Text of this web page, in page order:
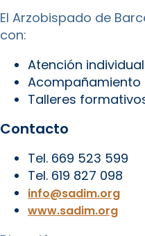
El Arzobispado de
con:
Atención
Acompañamiento
Talleres
Contacto
Tel. 669 523 599
Tel. 619 827 098
info@sadim.org
www.sadim.org